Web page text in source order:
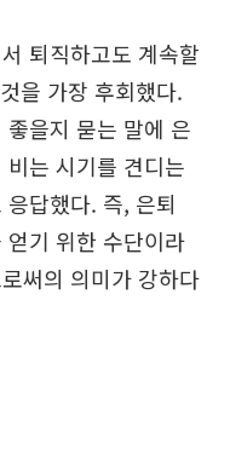
퇴직하고도 계속할
을 가장 후회했다.
을지 묻는 말에 은
는 시기를 견디는
답했다. 즉, 은퇴
기 위한 수단이라
써의 의미가 강하다